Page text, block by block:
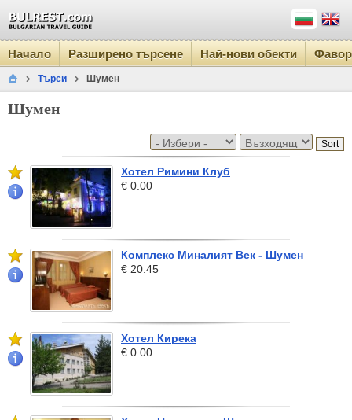
Начало Разширено търсене Най-нови обекти
Търси Шумен
Шумен
Хотел Римини Клуб
€ 0.00
Комплекс Миналият Век - Шумен
€ 20.45
Хотел Кирека
€ 0.00